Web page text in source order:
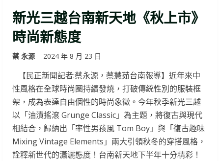
新光三越台南新天地《秋上市》
時尚新態度
蔡 永源 2024 年 8 月 23 日
【民正新聞記者:蔡永源，蔡慧茹台南報導】近年來中
性風格在全球時尚圈持續發燒，打破傳統性別的服裝框
架，成為表達自由個性的時尚象徵。今年秋季新光三越
以「油漬搖滾 Grunge Classic」為主題，將復古與現代
相結合，歸納出「率性男孩風 Tom Boy」與「復古趣味
Mixing Vintage Elements」兩大引領秋冬的穿搭風格，
詮釋新世代的瀟灑態度！台南新天地下半年十分精彩！